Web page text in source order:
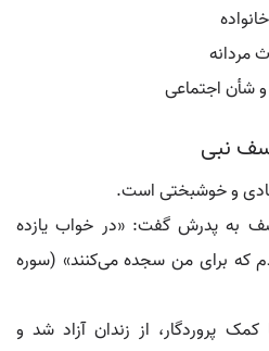
مردانه
و شأن اجتماعی
نبی
شادی و خوشبختی است.
به پدرش گفت: «در خواب یازده
که برای من سجده می‌کنند» (سوره
پروردگار، از زندان آزاد شد و